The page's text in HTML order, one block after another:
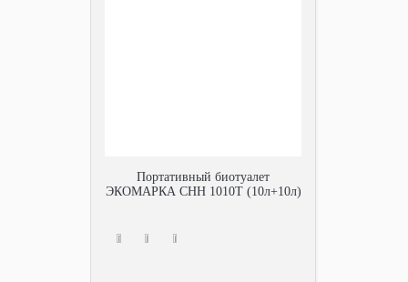
Портативный биотуалет
ЭКОМАРКА СНН 1010Т (10л+10л)